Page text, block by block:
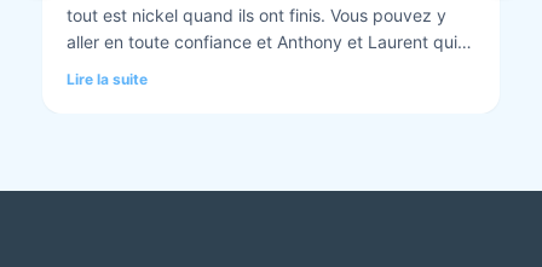
tout est nickel quand ils ont finis. Vous pouvez y
aller en toute confiance et Anthony et Laurent qui
Lire la suite